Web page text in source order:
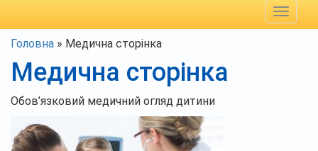
Toggle
Головна » Медична сторінка
Медична сторінка
Обов’язковий медичний огляд дитини